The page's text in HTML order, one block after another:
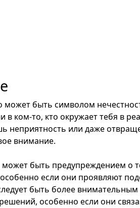
может быть символом
в ком-то, кто окружает тебя в
неприятность или даже
внимание.
может быть предупреждением о
если они проявляют
быть более
особенно если они